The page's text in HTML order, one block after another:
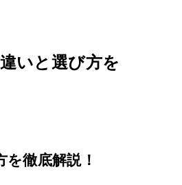
いと選び方を
徹底解説！